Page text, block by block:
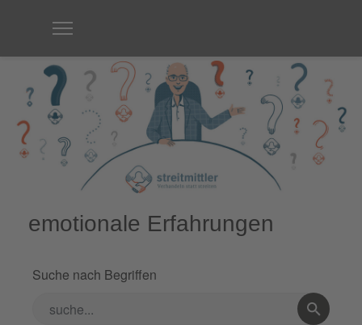
emotionale Erfahrungen
Suche nach Begriffen